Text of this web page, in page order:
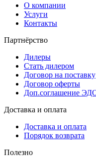
О компании
Услуги
Контакты
Партнёрство
Дилеры
Стать дилером
Договор на поставку
Договор оферты
Доп.соглашение
Доставка и оплата
Доставка и оплата
Порядок возврата
Полезно